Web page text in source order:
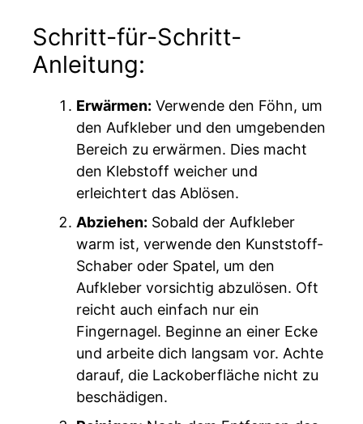
Schritt-für-Schritt-
Anleitung:
Erwärmen: Verwende den Föhn, um
den Aufkleber und den umgebenden
Bereich zu erwärmen. Dies macht
den Klebstoff weicher und
erleichtert das Ablösen.
Abziehen: Sobald der Aufkleber
warm ist, verwende den Kunststoff-
Schaber oder Spatel, um den
Aufkleber vorsichtig abzulösen. Oft
reicht auch einfach nur ein
Fingernagel. Beginne an einer Ecke
und arbeite dich langsam vor. Achte
darauf, die Lackoberfläche nicht zu
beschädigen.